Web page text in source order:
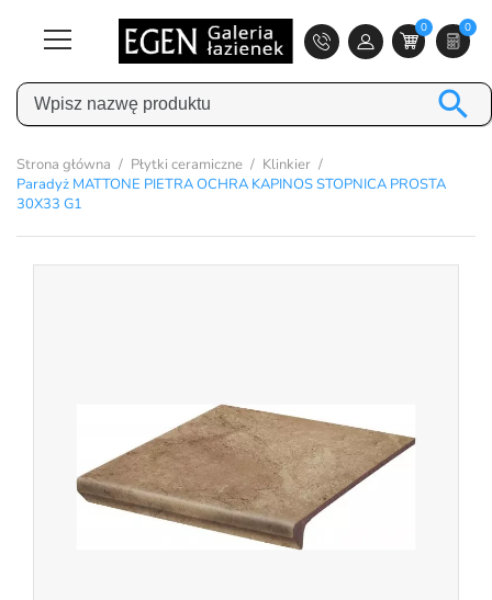
0 0

Strona główna Płytki ceramiczne
Klinkier
Paradyż MATTONE PIETRA OCHRA KAPINOS STOPNICA PROSTA
30X33 G1